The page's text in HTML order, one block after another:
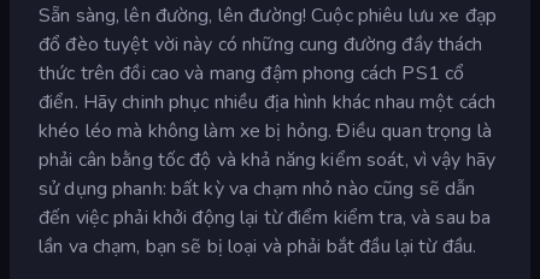
Sẵn sàng, lên đường, lên đường! Cuộc phiêu lưu xe đạp
đổ đèo tuyệt vời này có những cung đường đầy thách
thức trên đồi cao và mang đậm phong cách PS1 cổ
điển. Hãy chinh phục nhiều địa hình khác nhau một cách
khéo léo mà không làm xe bị hỏng. Điều quan trọng là
phải cân bằng tốc độ và khả năng kiểm soát, vì vậy hãy
sử dụng phanh: bất kỳ va chạm nhỏ nào cũng sẽ dẫn
đến việc phải khởi động lại từ điểm kiểm tra, và sau ba
lần va chạm, bạn sẽ bị loại và phải bắt đầu lại từ đầu.